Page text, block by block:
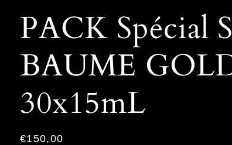
e
PACK Spécial
BAUME
30x15mL
Prix
€150,00